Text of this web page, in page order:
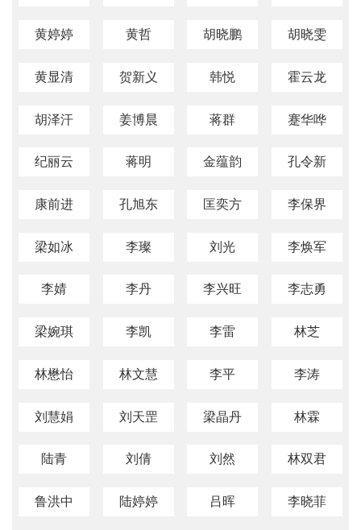
黄婷婷 黄哲 胡晓鹏 胡晓雯
黄显清 贺新义 韩悦 霍云龙
胡泽汗 姜博晨 蒋群 蹇华哗
纪丽云 蒋明 金蕴韵 孔令新
康前进 孔旭东 匡奕方 李保界
梁如冰 李璨 刘光 李焕军
李婧 李丹 李兴旺 李志勇
梁婉琪 李凯 李雷 林芝
林懋怡 林文慧 李平 李涛
刘慧娟 刘天罡 梁晶丹 林霖
陆青 刘倩 刘然 林双君
鲁洪中 陆婷婷 吕晖 李晓菲